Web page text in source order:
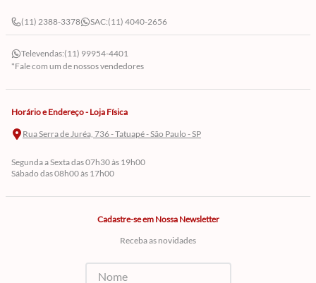
(11) 2388-3378 SAC:(11) 4040-2656
Televendas:(11) 99954-4401
*Fale com um de nossos vendedores
Horário e Endereço - Loja Física
Rua Serra de Juréa, 736 - Tatuapé - São Paulo - SP
Segunda a Sexta das 07h30 às 19h00
Sábado das 08h00 às 17h00
Cadastre-se em Nossa Newsletter
Receba as novidades